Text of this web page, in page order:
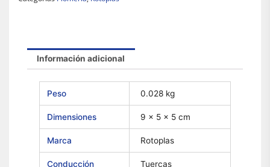
Información adicional
Peso 0.028 kg
Dimensiones 9 × 5 × 5 cm
Marca Rotoplas
Conducción Tuercas